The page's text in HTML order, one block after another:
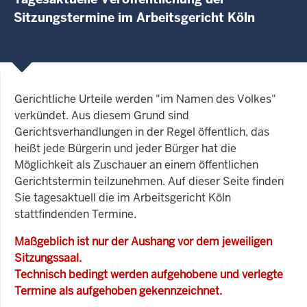
Sitzungstermine im Arbeitsgericht Köln
Gerichtliche Urteile werden "im Namen des Volkes"
verkündet. Aus diesem Grund sind
Gerichtsverhandlungen in der Regel öffentlich, das
heißt jede Bürgerin und jeder Bürger hat die
Möglichkeit als Zuschauer an einem öffentlichen
Gerichtstermin teilzunehmen. Auf dieser Seite finden
Sie tagesaktuell die im Arbeitsgericht Köln
stattfindenden Termine.
Maßgeblich ist nur der Aushang vor dem jeweiligen
Sitzungssaal.
Technisch bedingt werden aufgehobene und verlegte
Termine als aufgehoben gekennzeichnet.